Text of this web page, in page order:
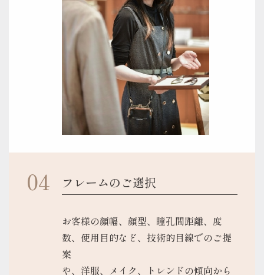
フレームのご選択
お客様の顔幅、顔型、瞳孔間距離、度
数、使用目的など、技術的目線でのご提
案
や、洋服、メイク、トレンドの傾向から